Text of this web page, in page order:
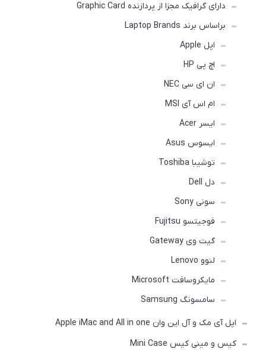
دارای گرافیک مجزا از پردازنده Graphic Card
براساس برند Laptop Brands
اپل Apple
اچ پی HP
ان ای سی NEC
ام اس آی MSI
ایسر Acer
ایسوس Asus
توشیبا Toshiba
دل Dell
سونی Sony
فوجیتسو Fujitsu
گیت وی Gateway
لنوو Lenovo
مایکروسافت Microsoft
سامسونگ Samsung
اپل آی مک و آل این وان Apple iMac and All in one
کیس و مینی کیس Mini Case